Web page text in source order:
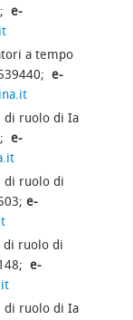
e-
a tempo
e-
di ruolo di Ia
e-
di ruolo di
e-
di ruolo di
e-
di ruolo di Ia